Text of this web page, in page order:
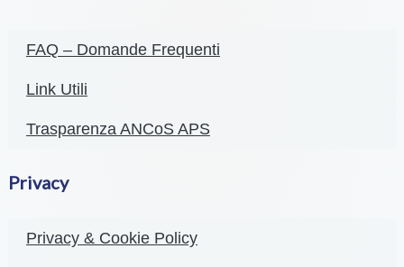
FAQ – Domande Frequenti
Link Utili
Trasparenza ANCoS APS
Privacy
Privacy & Cookie Policy